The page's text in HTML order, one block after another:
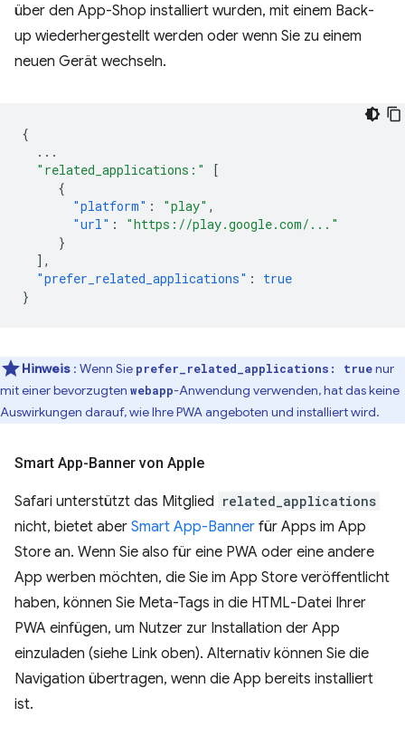
über den App-Shop installiert wurden, mit einem Back-
up wiederhergestellt werden oder wenn Sie zu einem
neuen Gerät wechseln.
{
...
"related_applications:"
[
{
"platform" : "play" ,
"url" :
"https://play.google.com/..."
}
],
"prefer_related_applications" :
true
}
Hinweis : Wenn Sie prefer_related_applications: truenur
mit einer bevorzugten webapp-Anwendung verwenden, hat das keine
Auswirkungen darauf, wie Ihre PWA angeboten und installiert wird.
Smart App-Banner von Apple
Safari unterstützt das Mitglied related_applications
nicht, bietet aber Smart App-Banner für Apps im App
Store an. Wenn Sie also für eine PWA oder eine andere
App werben möchten, die Sie im App Store veröffentlicht
haben, können Sie Meta-Tags in die HTML-Datei Ihrer
PWA einfügen, um Nutzer zur Installation der App
einzuladen (siehe Link oben). Alternativ können Sie die
Navigation übertragen, wenn die App bereits installiert
ist.